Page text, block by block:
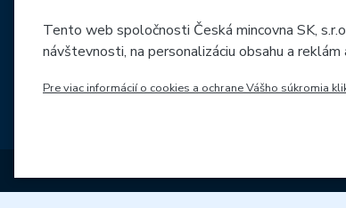
Tento web spoločnosti Česká mincovna SK,
návštevnosti, na personalizáciu obsahu a
Pre viac informácií o cookies a ochrane Vášho súkromia